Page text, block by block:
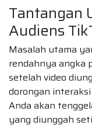
Tantangan
Audiens
Masalah utama
rendahnya angka
setelah video
dorongan
Anda akan
yang diunggah